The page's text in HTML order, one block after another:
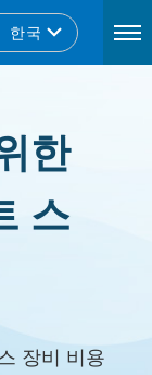
한국
한
스
장비 비용